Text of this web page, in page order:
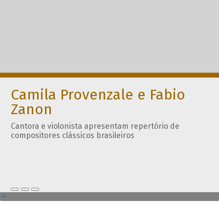
Camila Provenzale e Fabio
Zanon
Cantora e violonista apresentam repertório de
compositores clássicos brasileiros